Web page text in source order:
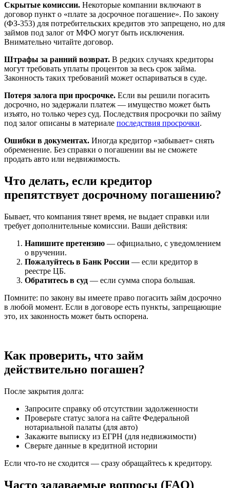
Скрытые комиссии. Некоторые компании включают в
договор пункт о «плате за досрочное погашение». По закону
(ФЗ-353) для потребительских кредитов это запрещено, но для
займов под залог от МФО могут быть исключения.
Внимательно читайте договор.
Штрафы за ранний возврат. В редких случаях кредиторы
могут требовать уплаты процентов за весь срок займа.
Законность таких требований может оспариваться в суде.
Потеря залога при просрочке. Если вы решили погасить
досрочно, но задержали платеж — имущество может быть
изъято, но только через суд. Последствия просрочки по займу
под залог описаны в материале последствия просрочки.
Ошибки в документах. Иногда кредитор «забывает» снять
обременение. Без справки о погашении вы не сможете
продать авто или недвижимость.
Что делать, если кредитор
препятствует досрочному погашению?
Бывает, что компания тянет время, не выдает справки или
требует дополнительные комиссии. Ваши действия:
Напишите претензию — официально, с уведомлением
о вручении.
Пожалуйтесь в Банк России — если кредитор в
реестре ЦБ.
Обратитесь в суд — если сумма спора большая.
Помните: по закону вы имеете право погасить займ досрочно
в любой момент. Если в договоре есть пункты, запрещающие
это, их законность может быть оспорена.
Как проверить, что займ
действительно погашен?
После закрытия долга:
Запросите справку об отсутствии задолженности
Проверьте статус залога на сайте Федеральной
нотариальной палаты (для авто)
Закажите выписку из ЕГРН (для недвижимости)
Сверьте данные в кредитной истории
Если что-то не сходится — сразу обращайтесь к кредитору.
Часто задаваемые вопросы (FAQ)